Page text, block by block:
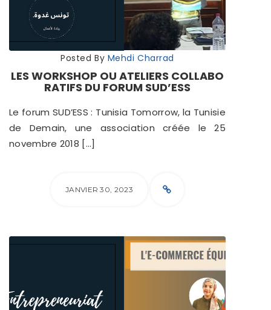
Posted By Mehdi Charrad
LES WORKSHOP OU ATELIERS COLLABO
RATIFS DU FORUM SUD’ESS
Le forum SUD’ESS : Tunisia Tomorrow, la Tunisie
de Demain, une association créée le 25
novembre 2018 […]
JANVIER 30, 2023